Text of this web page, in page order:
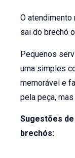
O atendimento
sai do brechó
Pequenos
uma simples
memorável e
pela peça,
Sugestões
brechós: